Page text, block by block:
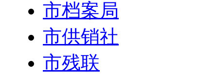
市档案局
市供销社
市残联